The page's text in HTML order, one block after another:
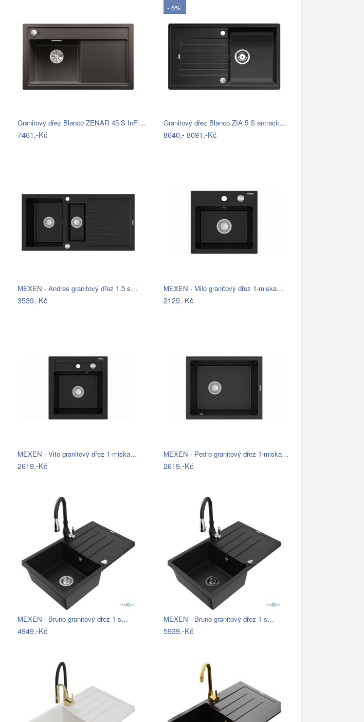
Granitový dřez Blanco ZENAR 45 S InFino…
7461,-Kč
- 6%
Granitový dřez Blanco ZIA 5 S antracit…
8640,-8091,-Kč
MEXEN - Andres granitový dřez 1.5 s…
3539,-Kč
MEXEN - Milo granitový dřez 1-miska…
2129,-Kč
MEXEN - Vito granitový dřez 1-miska…
2619,-Kč
MEXEN - Pedro granitový dřez 1-miska…
2619,-Kč
MEXEN - Bruno granitový dřez 1 s…
4949,-Kč
MEXEN - Bruno granitový dřez 1 s…
5939,-Kč